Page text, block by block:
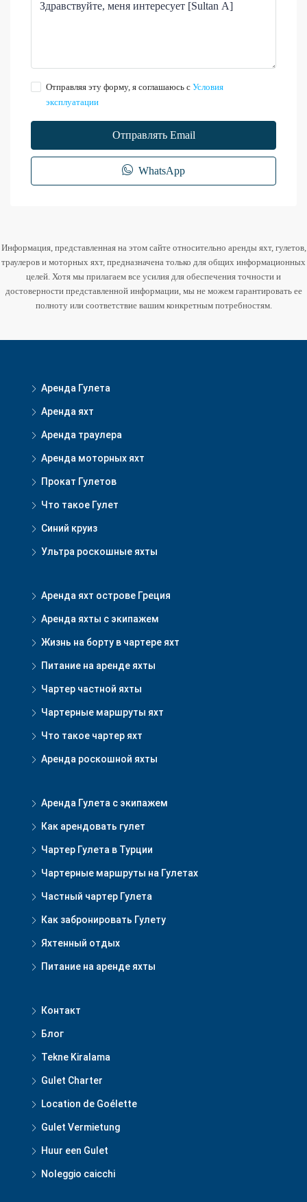
Отправляя эту форму, я соглашаюсь с Условия
эксплуатации
Отправлять Email
WhatsApp
Информация, представленная на этом сайте относительно аренды яхт, гулетов,
траулеров и моторных яхт, предназначена только для общих информационных
целей. Хотя мы прилагаем все усилия для обеспечения точности и
достоверности представленной информации, мы не можем гарантировать ее
полноту или соответствие вашим конкретным потребностям.
Аренда Гулета
Аренда яхт
Аренда траулера
Аренда моторных яхт
Прокат Гулетов
Что такое Гулет
Синий круиз
Ультра роскошные яхты
Аренда яхт острове Греция
Аренда яхты с экипажем
Жизнь на борту в чартере яхт
Питание на аренде яхты
Чартер частной яхты
Чартерные маршруты яхт
Что такое чартер яхт
Аренда роскошной яхты
Аренда Гулета с экипажем
Как арендовать гулет
Чартер Гулета в Турции
Чартерные маршруты на Гулетах
Частный чартер Гулета
Как забронировать Гулету
Яхтенный отдых
Питание на аренде яхты
Контакт
Блог
Tekne Kiralama
Gulet Charter
Location de Goélette
Gulet Vermietung
Huur een Gulet
Noleggio caicchi